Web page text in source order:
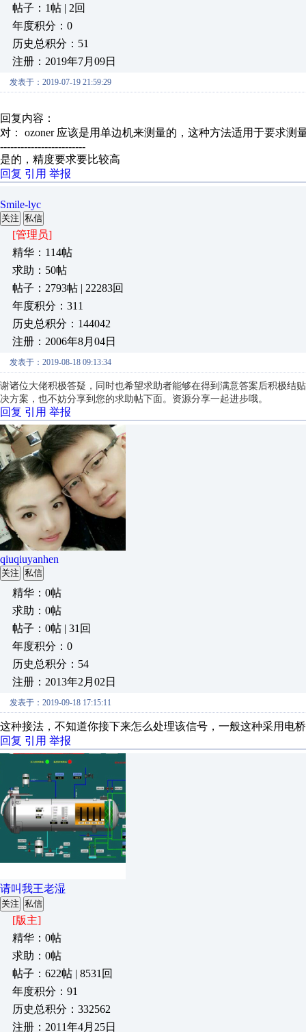
帖子：1帖 | 2回
年度积分：0
历史总积分：51
注册：2019年7月09日
发表于：2019-07-19 21:59:29
回复内容：
对： ozoner 应该是用单边机来测量的，这种方法适用于要求测
-------------------------
是的，精度要求要比较高
回复 引用 举报
Smile-lyc
关注 私信
[管理员]
精华：114帖
求助：50帖
帖子：2793帖 | 22283回
年度积分：311
历史总积分：144042
注册：2006年8月04日
发表于：2019-08-18 09:13:34
谢诸位大佬积极答疑，同时也希望求助者能够在得到满意答案后积极结
决方案，也不妨分享到您的求助帖下面。资源分享一起进步哦。
回复 引用 举报
qiuqiuyanhen
关注 私信
精华：0帖
求助：0帖
帖子：0帖 | 31回
年度积分：0
历史总积分：54
注册：2013年2月02日
发表于：2019-09-18 17:15:11
这种接法，不知道你接下来怎么处理该信号，一般这种采用电
回复 引用 举报
请叫我王老湿
关注 私信
[版主]
精华：0帖
求助：0帖
帖子：622帖 | 8531回
年度积分：91
历史总积分：332562
注册：2011年4月25日